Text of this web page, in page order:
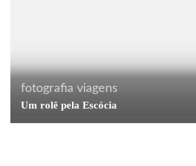
fotografia viagens
Um rolê pela Escócia